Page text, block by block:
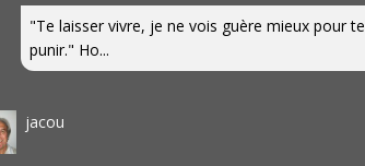
"Te laisser vivre, je ne vois guère mieux pour te
punir." Ho...
jacou